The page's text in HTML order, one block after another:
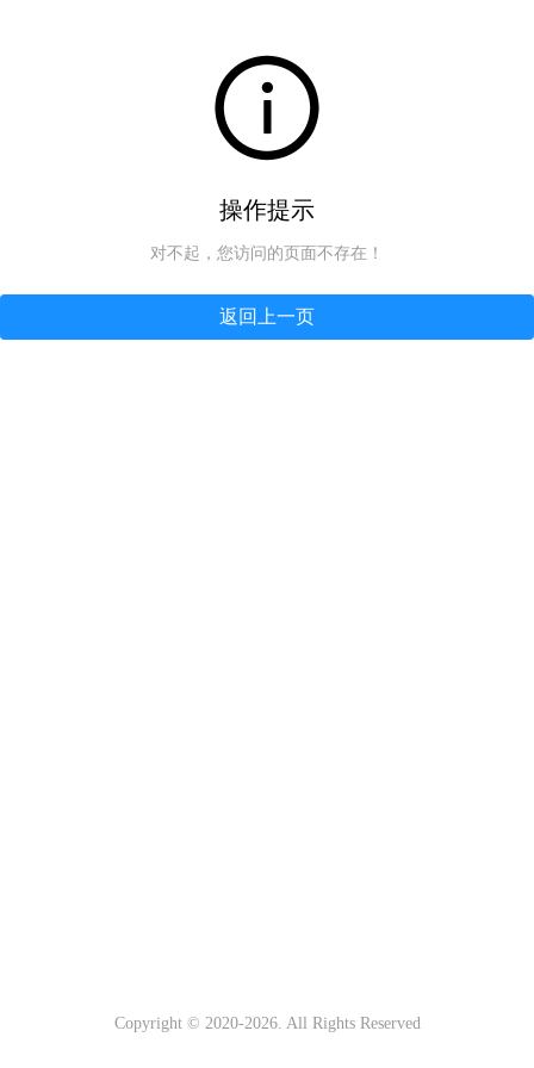
操作提示
对不起，您访问的页面不存在！
返回上一页
Copyright © 2020-2026. All Rights Reserved